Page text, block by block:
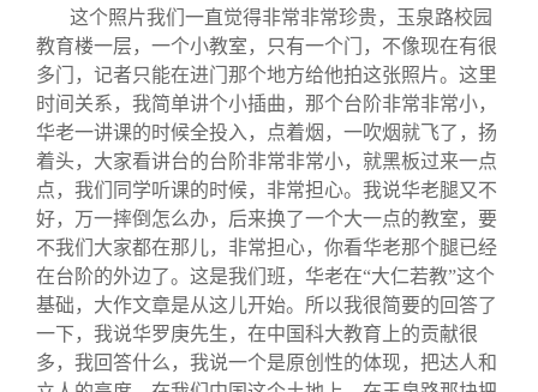
这个照片我们一直觉得非常非常珍贵，玉泉路校园
教育楼一层，一个小教室，只有一个门，不像现在有很
多门，记者只能在进门那个地方给他拍这张照片。这里
时间关系，我简单讲个小插曲，那个台阶非常非常小，
华老一讲课的时候全投入，点着烟，一吹烟就飞了，扬
着头，大家看讲台的台阶非常非常小，就黑板过来一点
点，我们同学听课的时候，非常担心。我说华老腿又不
好，万一摔倒怎么办，后来换了一个大一点的教室，要
不我们大家都在那儿，非常担心，你看华老那个腿已经
在台阶的外边了。这是我们班，华老在“大仁若教”这个
基础，大作文章是从这儿开始。所以我很简要的回答了
一下，我说华罗庚先生，在中国科大教育上的贡献很
多，我回答什么，我说一个是原创性的体现，把达人和